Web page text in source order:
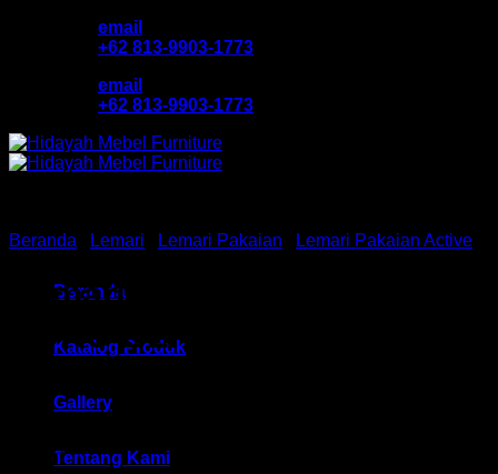
email
+62 813-9903-1773
email
+62 813-9903-1773
Beranda
Katalog Produk
Gallery
Tentang Kami
Beranda Lemari Lemari Pakaian Lemari Pakaian Active
Lemari Pakaian Anak Activ
POKU BLR 131 Bandung
1,014,000